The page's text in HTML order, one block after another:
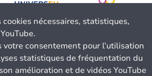
nécessaires, statistiques,
votre consentement pour l’utilisation
statistiques de fréquentation du
amélioration et de vidéos YouTube